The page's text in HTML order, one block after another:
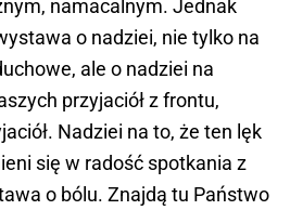
namacalnym. Jednak
o nadziei, nie tylko na
ale o nadziei na
przyjaciół z frontu,
Nadziei na to, że ten lęk
się w radość spotkania z
o bólu. Znajdą tu Państwo